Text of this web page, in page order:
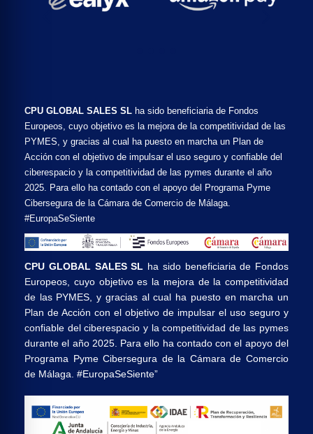
CPU GLOBAL SALES SL ha sido beneficiaria de Fondos
Europeos, cuyo objetivo es la mejora de la competitividad de las
PYMES, y gracias al cual ha puesto en marcha un Plan de
Acción con el objetivo de impulsar el uso seguro y confiable del
ciberespacio y la competitividad de las pymes durante el año
2025. Para ello ha contado con el apoyo del Programa Pyme
Cibersegura de la Cámara de Comercio de Málaga.
#EuropaSeSiente
CPU GLOBAL SALES SL ha sido beneficiaria de Fondos
Europeos, cuyo objetivo es la mejora de la competitividad
de las PYMES, y gracias al cual ha puesto en marcha un
Plan de Acción con el objetivo de impulsar el uso seguro y
confiable del ciberespacio y la competitividad de las pymes
durante el año 2025. Para ello ha contado con el apoyo del
Programa Pyme Cibersegura de la Cámara de Comercio
de Málaga. #EuropaSeSiente”